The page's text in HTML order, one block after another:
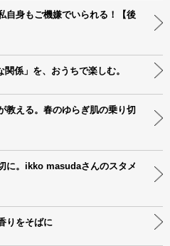
自身もご機嫌でいられる！【後
係」を、おうちで楽しむ。
教える。春のゆらぎ肌の乗り切
に。ikko masudaさんのスタメ
りをそばに